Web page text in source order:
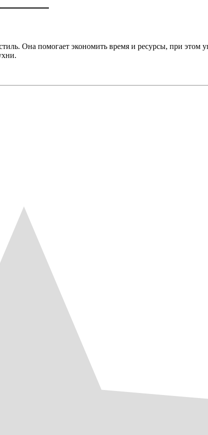
Она помогает экономить время и ресурсы, при этом